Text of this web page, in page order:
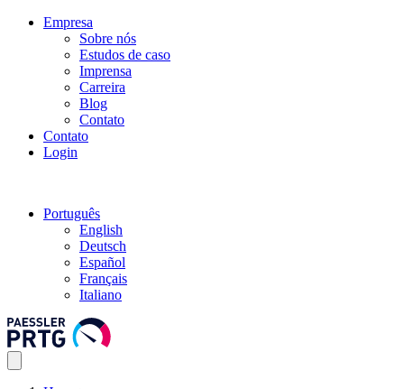
Empresa
Sobre nós
Estudos de caso
Imprensa
Carreira
Blog
Contato
Contato
Login
Português
English
Deutsch
Español
Français
Italiano